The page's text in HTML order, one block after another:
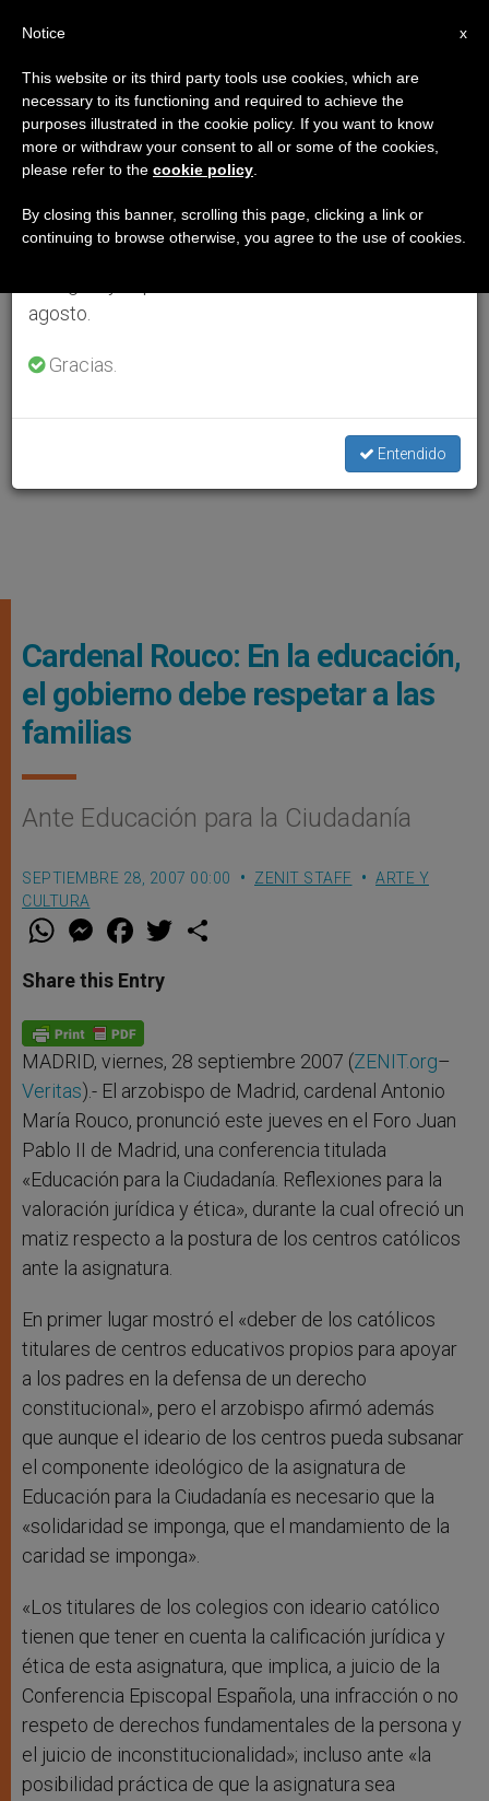
Cardenal Rouco: En la educación,
el gobierno debe respetar a las
familias
Ante Educación para la Ciudadanía
SEPTIEMBRE 28, 2007 00:00 ZENIT STAFF
ARTE Y
CULTURA
W
t
s
p
p
M
e
s
e
g
e
r
F
a
e
b
o
k
w
Share this Entry
MADRID, viernes, 28 septiembre 2007 (ZENIT.org–
Veritas).- El arzobispo de Madrid, cardenal Antonio
María Rouco, pronunció este jueves en el Foro Juan
Pablo II de Madrid, una conferencia titulada
«Educación para la Ciudadanía. Reflexiones para la
valoración jurídica y ética», durante la cual ofreció un
matiz respecto a la postura de los centros católicos
ante la asignatura.
En primer lugar mostró el «deber de los católicos
titulares de centros educativos propios para apoyar
a los padres en la defensa de un derecho
constitucional», pero el arzobispo afirmó además
que aunque el ideario de los centros pueda subsanar
el componente ideológico de la asignatura de
Educación para la Ciudadanía es necesario que la
«solidaridad se imponga, que el mandamiento de la
caridad se imponga».
«Los titulares de los colegios con ideario católico
tienen que tener en cuenta la calificación jurídica y
ética de esta asignatura, que implica, a juicio de la
Conferencia Episcopal Española, una infracción o no
respeto de derechos fundamentales de la persona y
el juicio de inconstitucionalidad»; incluso ante «la
posibilidad práctica de que la asignatura sea
×
Aviso importante
Del 27 de julio al 7 de agosto haremos la pausa
anual, aprovechando que en el periodo de verano
se generan menos informaciones y también el
agosto.
Gracias.
Entendido
x
Notice
This website or its third party tools use cookies, which are
necessary to its functioning and required to achieve the
purposes illustrated in the cookie policy. If you want to know
more or withdraw your consent to all or some of the cookies,
please refer to the cookie policy
By closing this banner, scrolling this page, clicking a link or
continuing to browse otherwise, you agree to the use of cookies.